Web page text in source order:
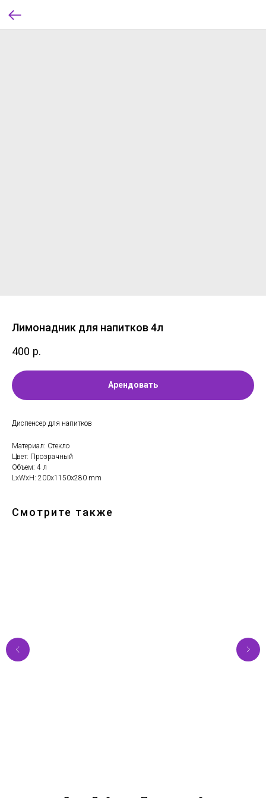
Лимонадник для напитков 4л
400 р.
Арендовать
Диспенсер для напитков
Материал: Стекло
Цвет: Прозрачный
Объем: 4 л
LxWxH: 200x1150x280 mm
Смотрите также